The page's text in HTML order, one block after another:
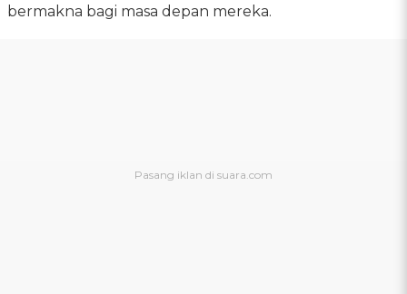
bermakna bagi masa depan mereka.